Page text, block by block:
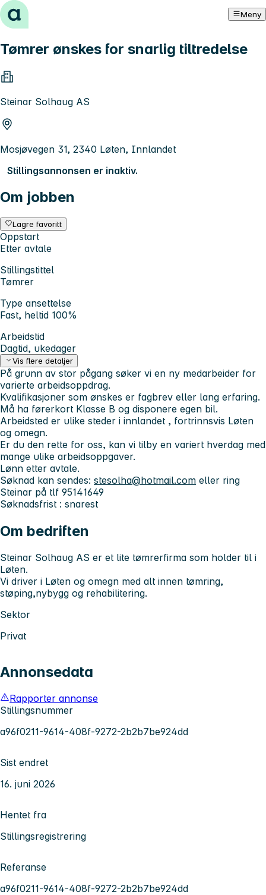
Hopp til innhold Meny
Tømrer ønskes for snarlig tiltredelse
Steinar Solhaug AS
Mosjøvegen 31, 2340 Løten, Innlandet
Stillingsannonsen er inaktiv.
Om jobben
Lagre favoritt
Oppstart
Etter avtale
Stillingstittel
Tømrer
Type ansettelse
Fast, heltid 100%
Arbeidstid
Dagtid, ukedager
Vis flere detaljer
På grunn av stor pågang søker vi en ny medarbeider for
varierte arbeidsoppdrag.
Kvalifikasjoner som ønskes er fagbrev eller lang erfaring.
Må ha førerkort Klasse B og disponere egen bil.
Arbeidsted er ulike steder i innlandet , fortrinnsvis Løten
og omegn.
Er du den rette for oss, kan vi tilby en variert hverdag med
mange ulike arbeidsoppgaver.
Lønn etter avtale.
Søknad kan sendes: stesolha@hotmail.com eller ring
Steinar på tlf 95141649
Søknadsfrist : snarest
Om bedriften
Steinar Solhaug AS er et lite tømrerfirma som holder til i
Løten.
Vi driver i Løten og omegn med alt innen tømring,
støping,nybygg og rehabilitering.
Sektor
Privat
Annonsedata
Rapporter annonse
Stillingsnummer
a96f0211-9614-408f-9272-2b2b7be924dd
Sist endret
16. juni 2026
Hentet fra
Stillingsregistrering
Referanse
a96f0211-9614-408f-9272-2b2b7be924dd